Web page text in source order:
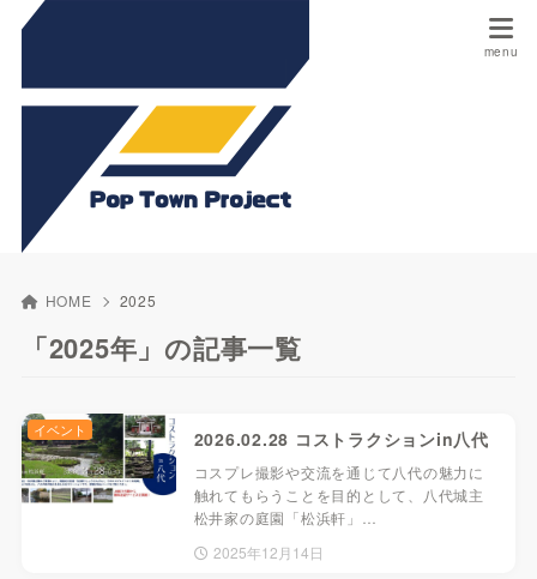
HOME 2025
「2025年」の記事一覧
2026.02.28 コストラクションin八代
コスプレ撮影や交流を通じて八代の魅力に
触れてもらうことを目的として、八代城主
松井家の庭園「松浜軒」…
2025年12月14日
イベント